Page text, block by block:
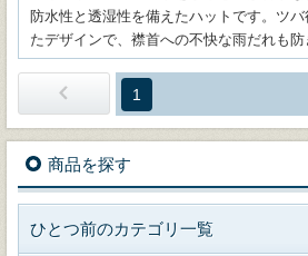
防水性と透湿性を備えたハットです。ツ
たデザインで、襟首への不快な雨だれも防
1
商品を探す
ひとつ前のカテゴリ一覧